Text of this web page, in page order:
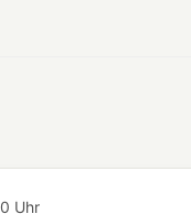
Uhr